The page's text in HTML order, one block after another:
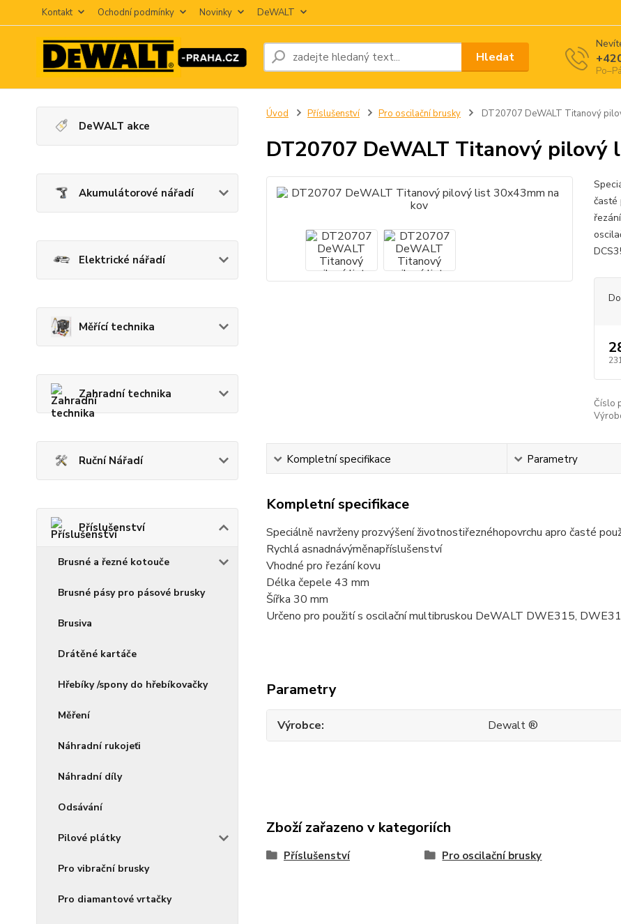
Kontakt Ochodní podmínky Novinky DeWALT
Hledat
DeWALT akce
Akumulátorové nářadí
Elektrické nářadí
Měřící technika
Zahradní technika
Ruční Nářadí
Příslušenství
Brusné a řezné kotouče
Brusné pásy pro pásové brusky
Brusiva
Drátěné kartáče
Hřebíky /spony do hřebíkovačky
Měření
Náhradní rukojeťi
Náhradní díly
Odsávání
Pilové plátky
Pro vibrační brusky
Pro diamantové vrtačky
Úvod Příslušenství Pro oscilační brusky DT20707 DeWALT Titanový
DT20707 DeWALT Titanový pilový
časté
Číslo
Kompletní specifikace Parametry
Kompletní specifikace
Speciálně navrženy prozvýšení životnostiřeznéhopovrchu apro časté
Rychlá asnadnávýměnapříslušenství
Vhodné pro řezáníkovu
Délka čepele 43 mm
Šířka 30 mm
Určeno pro použití s oscilační multibruskou DeWALT DWE315,
Parametry
Výrobce Dewalt ®
Zboží zařazeno v kategoriích
Příslušenství Pro oscilační brusky